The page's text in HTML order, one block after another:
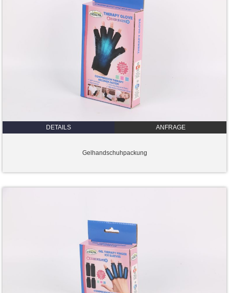
DETAILS ANFRAGE
Gelhandschuhpackung